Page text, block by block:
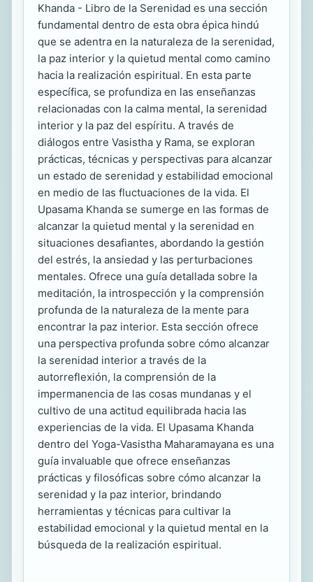
Khanda - Libro de la Serenidad es una sección
fundamental dentro de esta obra épica hindú
que se adentra en la naturaleza de la serenidad,
la paz interior y la quietud mental como camino
hacia la realización espiritual. En esta parte
específica, se profundiza en las enseñanzas
relacionadas con la calma mental, la serenidad
interior y la paz del espíritu. A través de
diálogos entre Vasistha y Rama, se exploran
prácticas, técnicas y perspectivas para alcanzar
un estado de serenidad y estabilidad emocional
en medio de las fluctuaciones de la vida. El
Upasama Khanda se sumerge en las formas de
alcanzar la quietud mental y la serenidad en
situaciones desafiantes, abordando la gestión
del estrés, la ansiedad y las perturbaciones
mentales. Ofrece una guía detallada sobre la
meditación, la introspección y la comprensión
profunda de la naturaleza de la mente para
encontrar la paz interior. Esta sección ofrece
una perspectiva profunda sobre cómo alcanzar
la serenidad interior a través de la
autorreflexión, la comprensión de la
impermanencia de las cosas mundanas y el
cultivo de una actitud equilibrada hacia las
experiencias de la vida. El Upasama Khanda
dentro del Yoga-Vasistha Maharamayana es una
guía invaluable que ofrece enseñanzas
prácticas y filosóficas sobre cómo alcanzar la
serenidad y la paz interior, brindando
herramientas y técnicas para cultivar la
estabilidad emocional y la quietud mental en la
búsqueda de la realización espiritual.